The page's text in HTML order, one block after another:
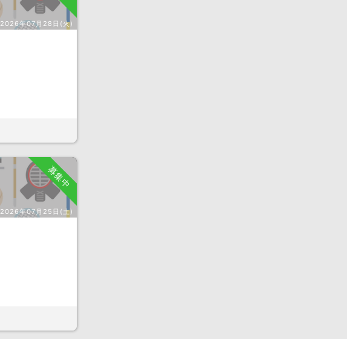
2026年07月28日(火)
募集中
2026年07月25日(土)